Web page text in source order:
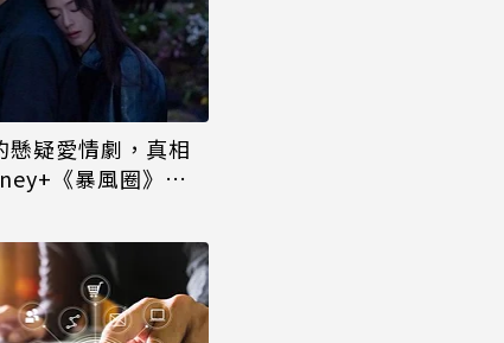
懸疑愛情劇，真相
《暴風圈》大